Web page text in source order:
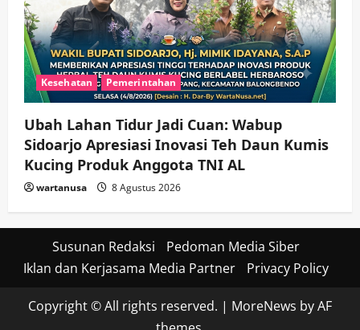
Kesehatan Pemerintahan
Ubah Lahan Tidur Jadi Cuan: Wabup
Sidoarjo Apresiasi Inovasi Teh Daun Kumis
Kucing Produk Anggota TNI AL
wartanusa 8 Agustus 2026
Susunan Redaksi
Pedoman Media Siber
Iklan dan Kerjasama Media Partner
Privacy Policy
Copyright © All rights reserved. | MoreNews by AF